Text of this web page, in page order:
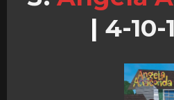
| 4-10-